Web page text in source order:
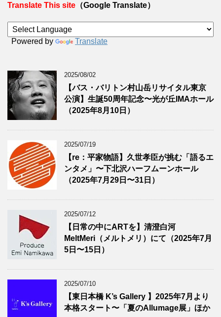
Translate This site （Google Translate）
Powered by Translate
2025/08/02
【バス・バリトン村山岳リサイタル東京
公演】生誕50周年記念〜光が丘IMAホール
（2025年8月10日）
2025/07/19
【re：平家物語】久世孝臣が挑む「語るエ
ンタメ」〜下北沢ハーフムーンホール
（2025年7月29日〜31日）
2025/07/12
【日常の中にARTを】清澄白河
MeltMeri（メルトメリ）にて（2025年7月
5日〜15日）
2025/07/10
【東日本橋 K’s Gallery 】2025年7月より
本格スタート〜「夏のAllumage展」ほか